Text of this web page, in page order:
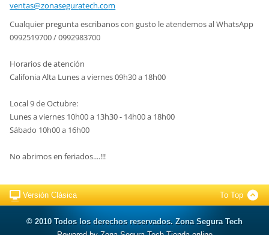
ventas@zonaseguratech.com
Cualquier pregunta escribanos con gusto le atendemos al WhatsApp
0992519700 / 0992983700
Horarios de atención
Califonia Alta Lunes a viernes 09h30 a 18h00
Local 9 de Octubre:
Lunes a viernes 10h00 a 13h30 - 14h00 a 18h00
Sábado 10h00 a 16h00
No abrimos en feriados....!!!
Versión Clásica To Top
© 2010 Todos los derechos reservados. Zona Segura Tech